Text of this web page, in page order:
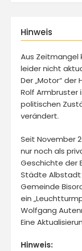
Hinweis
Aus Zeitmangel
leider nicht
Der „Motor“ der
Rolf Armbruster
politischen
verändert.
Seit November
nur noch als
Geschichte der
Städte
Gemeinde
ein
Wolfgang
Eine
Hinweis: